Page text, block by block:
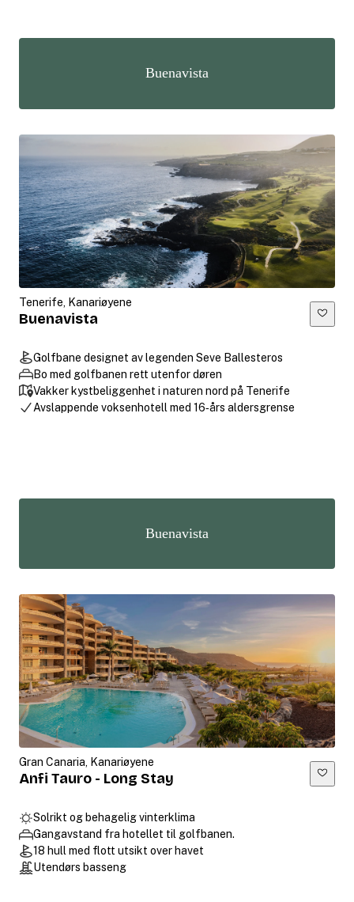
Buenavista
Tenerife, Kanariøyene
Buenavista
Golfbane designet av legenden Seve Ballesteros
Bo med golfbanen rett utenfor døren
Vakker kystbeliggenhet i naturen nord på Tenerife
Avslappende voksenhotell med 16‑års aldersgrense
Buenavista
Gran Canaria, Kanariøyene
Anfi Tauro - Long Stay
Solrikt og behagelig vinterklima
Gangavstand fra hotellet til golfbanen.
18 hull med flott utsikt over havet
Utendørs basseng